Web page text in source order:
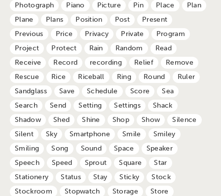
Photograph
Piano Picture Pin Place
Plan
Plane
Plans Position Post
Present
Previous
Price Privacy Private
Program
Project
Protect Rain Random
Read
Receive
Record recording Relief
Remove
Rescue
Rice Riceball Ring Round
Ruler
Sandglass
Save Schedule Score
Sea
Search
Send Setting Settings
Shack
Shadow
Shed Shine Shop Show
Silence
Silent
Sky Smartphone Smile
Smiley
Smiling
Song Sound Space
Speaker
Speech
Speed Sprout Square
Star
Stationery
Status Stay Sticky
Stock
Stockroom
Stopwatch Storage
Store